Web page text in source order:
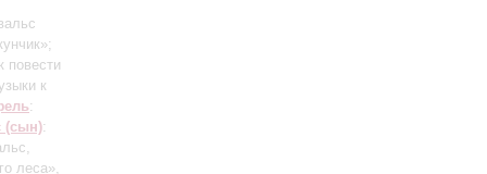
повести
к
:
(сын):
леса»,